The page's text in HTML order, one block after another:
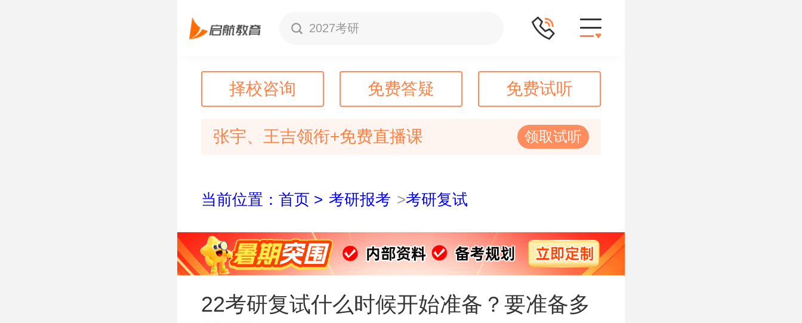
2027考研
择校咨询 免费答疑 免费试听
张宇、王吉领衔+免费直播课 领取试听
当前位置：首页 > 考研报考 >考研复试
22考研复试什么时候开始准备？要准备多